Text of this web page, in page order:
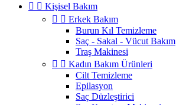
  Kişisel Bakım
  Erkek Bakım
Burun Kıl Temizleme
Saç - Sakal - Vücut Bakım
Traş Makinesi
  Kadın Bakım Ürünleri
Cilt Temizleme
Epilasyon
Saç Düzleştirici